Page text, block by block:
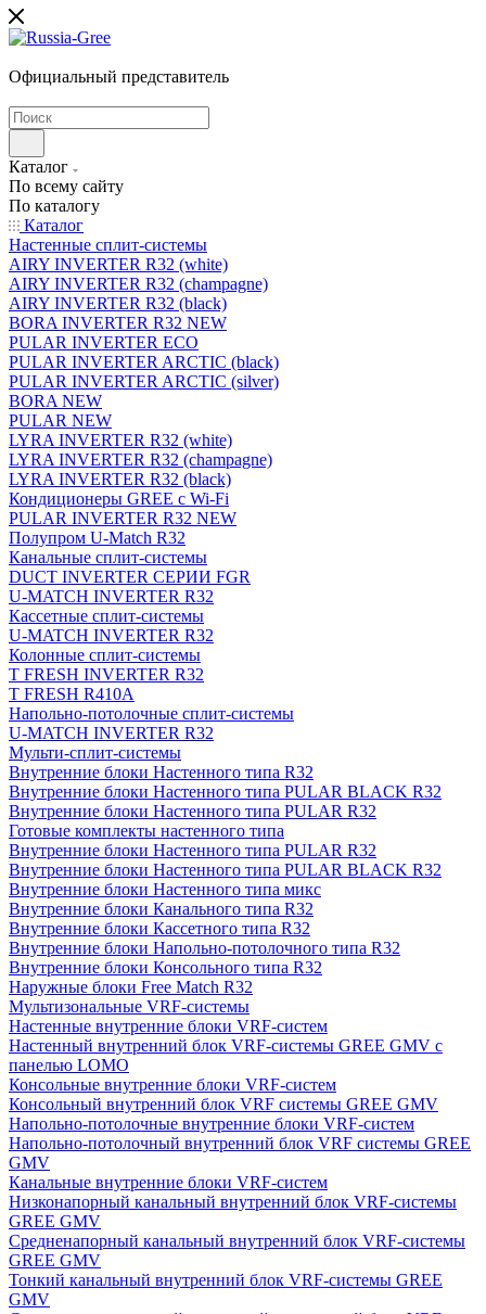
Официальный представитель
Каталог
По всему сайту
По каталогу
Каталог
Настенные сплит-системы
AIRY INVERTER R32 (white)
AIRY INVERTER R32 (champagne)
AIRY INVERTER R32 (black)
BORA INVERTER R32 NEW
PULAR INVERTER ECO
PULAR INVERTER ARCTIC (black)
PULAR INVERTER ARCTIC (silver)
BORA NEW
PULAR NEW
LYRA INVERTER R32 (white)
LYRA INVERTER R32 (champagne)
LYRA INVERTER R32 (black)
Кондиционеры GREE с Wi-Fi
PULAR INVERTER R32 NEW
Полупром U-Match R32
Канальные сплит-системы
DUCT INVERTER СЕРИИ FGR
U-MATCH INVERTER R32
Кассетные сплит-системы
U-MATCH INVERTER R32
Колонные сплит-системы
T FRESH INVERTER R32
T FRESH R410A
Напольно-потолочные сплит-системы
U-MATCH INVERTER R32
Мульти-сплит-системы
Внутренние блоки Настенного типа R32
Внутренние блоки Настенного типа PULAR BLACK R32
Внутренние блоки Настенного типа PULAR R32
Готовые комплекты настенного типа
Внутренние блоки Настенного типа PULAR R32
Внутренние блоки Настенного типа PULAR BLACK R32
Внутренние блоки Настенного типа микс
Внутренние блоки Канального типа R32
Внутренние блоки Кассетного типа R32
Внутренние блоки Напольно-потолочного типа R32
Внутренние блоки Консольного типа R32
Наружные блоки Free Match R32
Мультизональные VRF-системы
Настенные внутренние блоки VRF-систем
Настенный внутренний блок VRF-системы GREE GMV с
панелью LOMO
Консольные внутренние блоки VRF-систем
Консольный внутренний блок VRF системы GREE GMV
Напольно-потолочные внутренние блоки VRF-систем
Напольно-потолочный внутренний блок VRF системы GREE
GMV
Канальные внутренние блоки VRF-систем
Низконапорный канальный внутренний блок VRF-системы
GREE GMV
Средненапорный канальный внутренний блок VRF-системы
GREE GMV
Тонкий канальный внутренний блок VRF-системы GREE
GMV